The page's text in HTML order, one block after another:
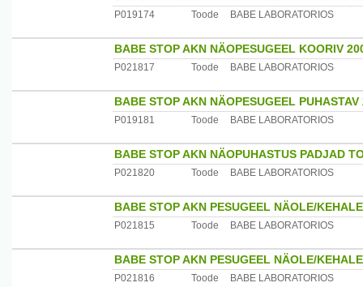
P019174 Toode BABE LABORATORIOS
BABE STOP AKN NÄOPESUGEEL KOORIV
P021817 Toode BABE LABORATORIOS
BABE STOP AKN NÄOPESUGEEL
P019181 Toode BABE LABORATORIOS
BABE STOP AKN NÄOPUHASTUS PADJAD
P021820 Toode BABE LABORATORIOS
BABE STOP AKN PESUGEEL NÄOLE/
P021815 Toode BABE LABORATORIOS
BABE STOP AKN PESUGEEL NÄOLE/
P021816 Toode BABE LABORATORIOS